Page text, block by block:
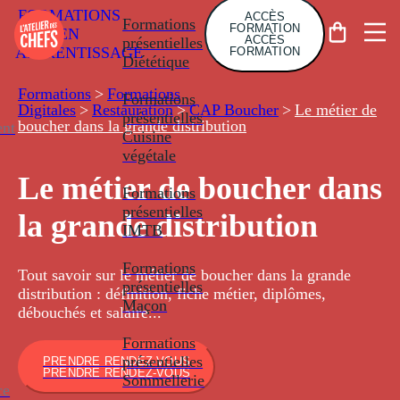
FORMATIONS
EN
APPRENTISSAGE
Formations
présentielles
Diététique
Formations
présentielles
Cuisine
végétale
Formations
présentielles
IMTB
Formations
présentielles
Maçon
Formations
présentielles
Sommellerie
ACCÈS
FORMATION
ACCÈS
FORMATION
Formations > Formations
Digitales > Restauration > CAP Boucher > Le métier de
boucher dans la grande distribution
Le métier de boucher dans
la grande distribution
Tout savoir sur le métier de boucher dans la grande
distribution : définition, fiche métier, diplômes,
débouchés et salaire...
PRENDRE RENDEZ-VOUS
PRENDRE RENDEZ-VOUS